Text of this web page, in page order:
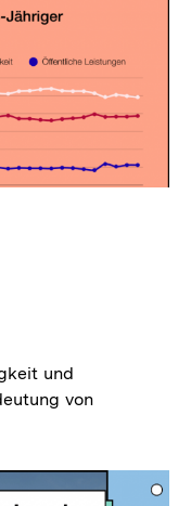
und
von